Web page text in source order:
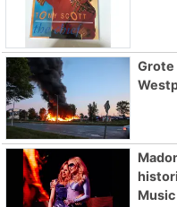
Grote
Music